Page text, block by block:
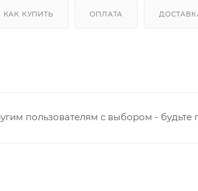
КАК КУПИТЬ ОПЛАТА
пользователям с выбором -